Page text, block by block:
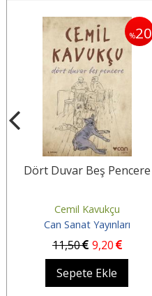
%20
Dört Duvar Beş Pencere
Cemil Kavukçu
Can Sanat Yayınları
11,50 9,20
Sepete Ekle